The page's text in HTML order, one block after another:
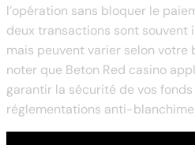
l’opération sans bloquer le
deux transactions sont souvent
mais peuvent varier selon votre
noter que Beton Red casino
garantir la sécurité de vos
réglementations anti-